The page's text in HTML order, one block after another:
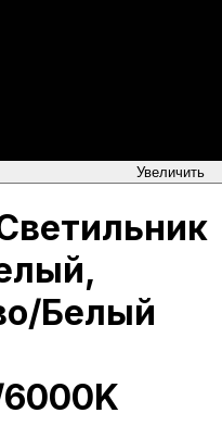
Увеличить
Белый